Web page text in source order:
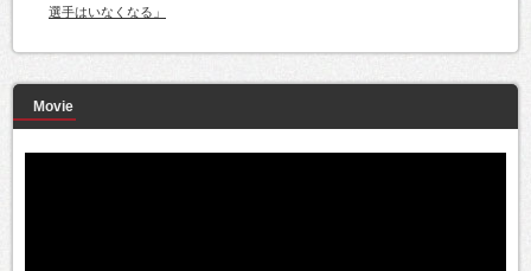
選手はいなくなる」
Movie